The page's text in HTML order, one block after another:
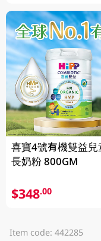
喜寶4號有機雙益兒
長奶粉 800GM
$348.00
Item code: 442285